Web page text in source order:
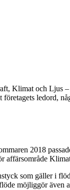
Klimat och Ljus
ledord,
2018
affärsområde
som gäller i
möjliggör även